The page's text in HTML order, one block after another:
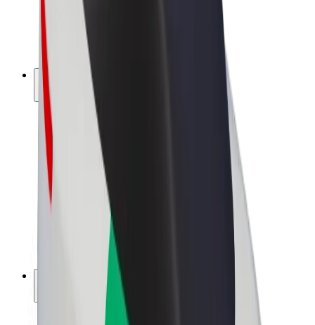
Bolt for Business
E-kola
Bolt Plus
Vydělávejte s Boltem
Výdělky řidiče
Výdělky kurýra
Partneři Bolt Food